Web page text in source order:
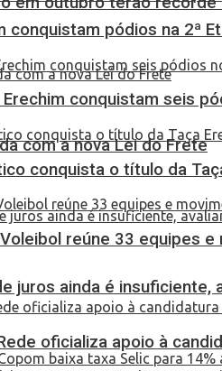
com a nova Lei do Frete
juros ainda é insuficiente,
conquistam pódios na 2ª
conquistam seis
conquista o título da
reúne 33 equipes
oficializa apoio à